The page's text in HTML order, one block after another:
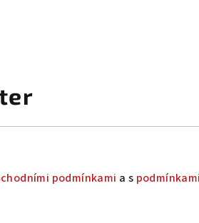
podmínkami a s